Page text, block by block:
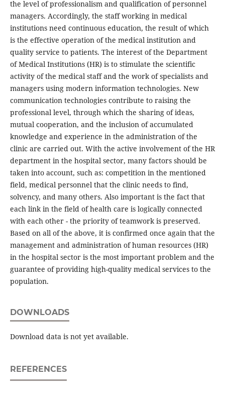
the level of professionalism and qualification of personnel
managers. Accordingly, the staff working in medical
institutions need continuous education, the result of which
is the effective operation of the medical institution and
quality service to patients. The interest of the Department
of Medical Institutions (HR) is to stimulate the scientific
activity of the medical staff and the work of specialists and
managers using modern information technologies. New
communication technologies contribute to raising the
professional level, through which the sharing of ideas,
mutual cooperation, and the inclusion of accumulated
knowledge and experience in the administration of the
clinic are carried out. With the active involvement of the HR
department in the hospital sector, many factors should be
taken into account, such as: competition in the mentioned
field, medical personnel that the clinic needs to find,
solvency, and many others. Also important is the fact that
each link in the field of health care is logically connected
with each other - the priority of teamwork is preserved.
Based on all of the above, it is confirmed once again that the
management and administration of human resources (HR)
in the hospital sector is the most important problem and the
guarantee of providing high-quality medical services to the
population.
DOWNLOADS
Download data is not yet available.
REFERENCES